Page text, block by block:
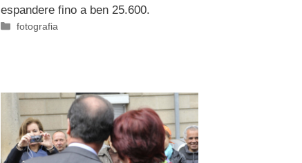
espandere fino a ben 25.600.
Categorie
fotografia